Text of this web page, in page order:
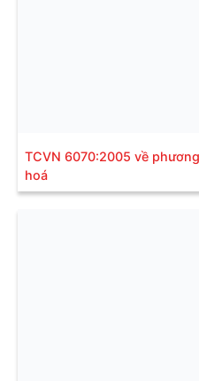
TCVN 6070:2005 về
hoá